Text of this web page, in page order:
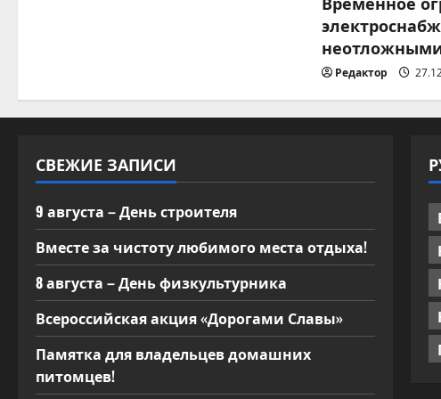
и
с
я
м
Редактор
СВЕЖИЕ ЗАПИСИ
9 августа – День строителя
Вместе за чистоту любимого места отдыха!
8 августа – День физкультурника
Всероссийская акция «Дорогами Славы»
Памятка для владельцев домашних
питомцев!